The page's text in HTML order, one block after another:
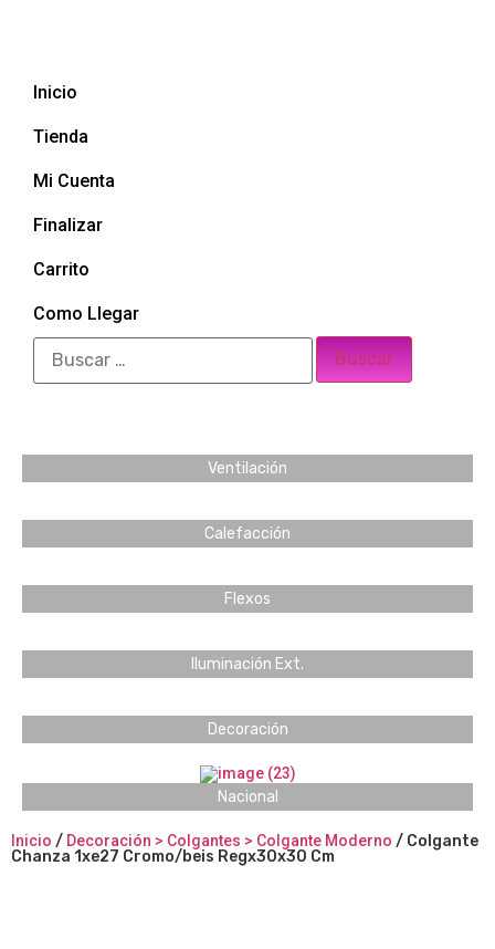
Inicio
Tienda
Mi Cuenta
Finalizar
Carrito
Como Llegar
Ventilación
Calefacción
Flexos
Iluminación Ext.
Decoración
Nacional
Inicio / Decoración > Colgantes > Colgante Moderno / Colgante
Chanza 1xe27 Cromo/beis Regx30x30 Cm